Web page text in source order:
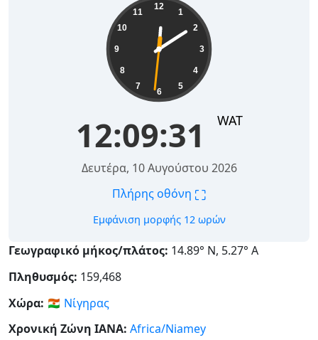
12
1
2
3
4
5
6
7
8
9
10
11
12:09:31 WAT
Δευτέρα, 10 Αυγούστου 2026
Πλήρης οθόνη ⛶
Εμφάνιση μορφής 12 ωρών
Γεωγραφικό μήκος/πλάτος: 14.89° Ν, 5.27° Α
Πληθυσμός: 159,468
Χώρα: 🇳🇪 Νίγηρας
Χρονική Ζώνη IANA: Africa/Niamey